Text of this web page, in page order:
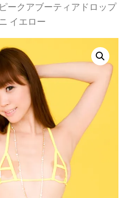
ークアブーティアドロップ
イエロー